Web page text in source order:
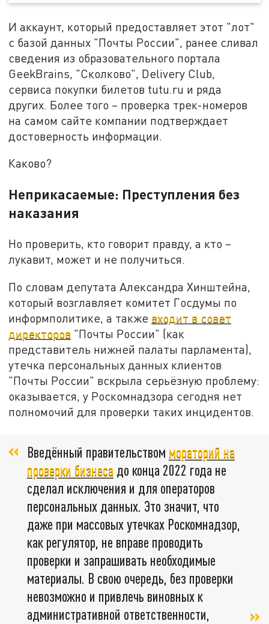
И аккаунт, который предоставляет этот "лот"
с базой данных "Почты России", ранее сливал
сведения из образовательного портала
GeekBrains, "Сколково", Delivery Club,
сервиса покупки билетов tutu.ru и ряда
других. Более того – проверка трек-номеров
на самом сайте компании подтверждает
достоверность информации.
Каково?
Неприкасаемые: Преступления без
наказания
Но проверить, кто говорит правду, а кто –
лукавит, может и не получиться.
По словам депутата Александра Хинштейна,
который возглавляет комитет Госдумы по
информполитике, а также входит в совет
директоров "Почты России" (как
представитель нижней палаты парламента),
утечка персональных данных клиентов
"Почты России" вскрыла серьёзную проблему:
оказывается, у Роскомнадзора сегодня нет
полномочий для проверки таких инцидентов.
Введённый правительством мораторий на
проверки бизнеса до конца 2022 года не
сделал исключения и для операторов
персональных данных. Это значит, что
даже при массовых утечках Роскомнадзор,
как регулятор, не вправе проводить
проверки и запрашивать необходимые
материалы. В свою очередь, без проверки
невозможно и привлечь виновных к
административной ответственности,